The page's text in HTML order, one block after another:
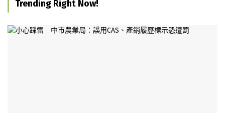
Trending Right Now!